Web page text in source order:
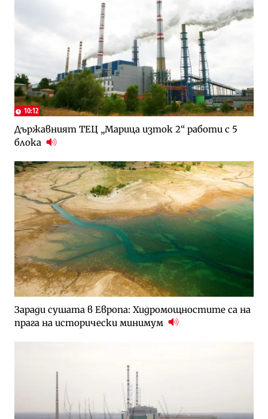
10:12
Държавният ТЕЦ „Марица изток 2“ работи с 5
блока
Заради сушата в Европа: Хидромощностите са на
прага на исторически минимум